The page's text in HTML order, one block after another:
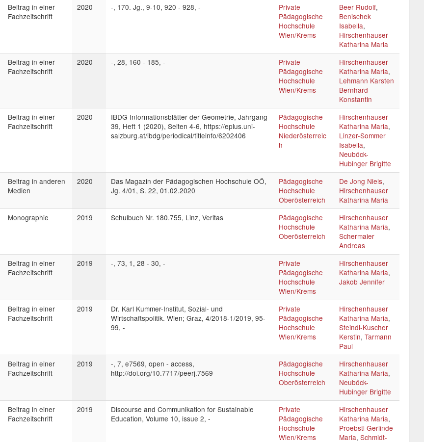
Beitrag in einer
Fachzeitschrift
2020 -, 170. Jg., 9-10, 920 - 928, -
Private
Pädagogische
Hochschule
Wien/Krems
Beer Rudolf,
Benischek
Isabella,
Hirschenhauser
Katharina Maria
Beitrag in einer
Fachzeitschrift
2020 -, 28, 160 - 185, -
Private
Pädagogische
Hochschule
Wien/Krems
Hirschenhauser
Katharina Maria,
Lehmann Karsten
Bernhard
Konstantin
Beitrag in einer
Fachzeitschrift
2020
IBDG Informationsblätter der Geometrie, Jahrgang
39, Heft 1 (2020), Seiten 4-6, https://eplus.uni-
salzburg.at/ibdg/periodical/titleinfo/6202406
Pädagogische
Hochschule
Niederösterreic
h
Hirschenhauser
Katharina Maria,
Linzer-Sommer
Isabella,
Neuböck-
Hubinger Brigitte
Beitrag in anderen
Medien
2020
Das Magazin der Pädagogischen Hochschule OÖ,
Jg. 4/01, S. 22, 01.02.2020
Pädagogische
Hochschule
Oberösterreich
De Jong Niels,
Hirschenhauser
Katharina Maria
Monographie 2019 Schulbuch Nr. 180.755, Linz, Veritas
Pädagogische
Hochschule
Oberösterreich
Hirschenhauser
Katharina Maria,
Schermaier
Andreas
Beitrag in einer
Fachzeitschrift
2019 -, 73, 1, 28 - 30, -
Private
Pädagogische
Hochschule
Wien/Krems
Hirschenhauser
Katharina Maria,
Jakob Jennifer
Beitrag in einer
Fachzeitschrift
2019
Dr. Karl Kummer-Institut, Sozial- und
Wirtschaftspolitik. Wien; Graz, 4/2018-1/2019, 95-
99, -
Private
Pädagogische
Hochschule
Wien/Krems
Hirschenhauser
Katharina Maria,
Steindl-Kuscher
Kerstin, Tarmann
Paul
Beitrag in einer
Fachzeitschrift
2019
-, 7, e7569, open - access,
http://doi.org/10.7717/peerj.7569
Pädagogische
Hochschule
Oberösterreich
Hirschenhauser
Katharina Maria,
Neuböck-
Hubinger Brigitte
Beitrag in einer
Fachzeitschrift
2019
Discourse and Communikation for Sustainable
Education, Volume 10, issue 2, -
Private
Pädagogische
Hochschule
Wien/Krems
Hirschenhauser
Katharina Maria,
Proebstl Gerlinde
Maria, Schmidt-